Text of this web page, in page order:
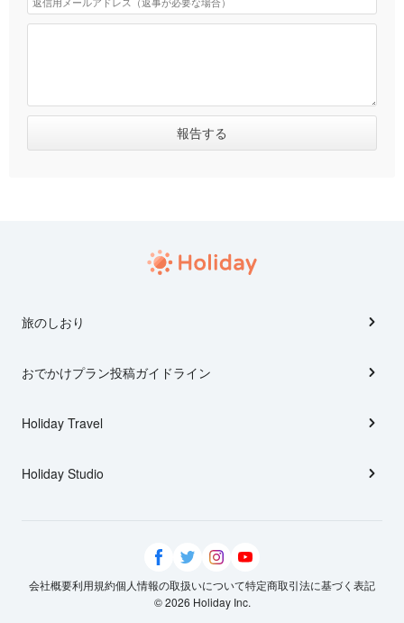
旅のしおり
おでかけプラン投稿ガイドライン
Holiday Travel
Holiday Studio
会社概要利用規約個人情報の取扱いについて特定商取引法に基づく表記
© 2026 Holiday Inc.